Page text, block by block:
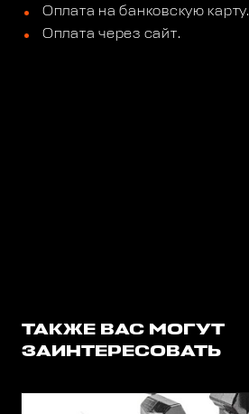
Оплата на банковскую карту.
Оплата через сайт.
ТАКЖЕ ВАС МОГУТ
ЗАИНТЕРЕСОВАТЬ